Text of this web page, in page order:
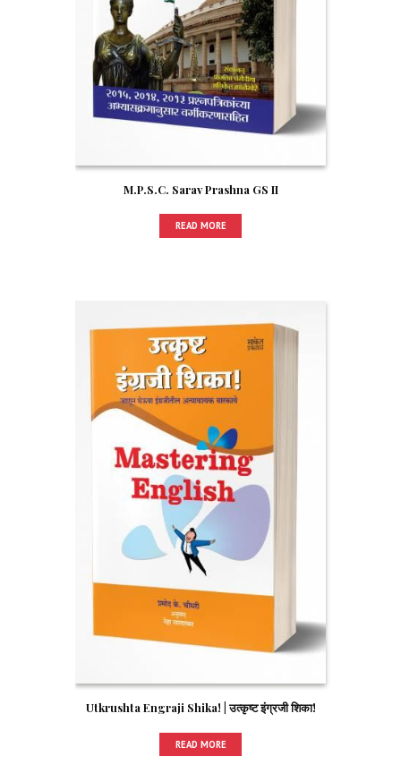
M.P.S.C. Sarav Prashna GS II
READ MORE
Utkrushta Engraji Shika! | उत्कृष्ट इंग्रजी शिका!
READ MORE